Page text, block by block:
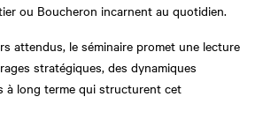
ou Boucheron incarnent au quotidien.
attendus, le séminaire promet une lecture
stratégiques, des dynamiques
à long terme qui structurent cet